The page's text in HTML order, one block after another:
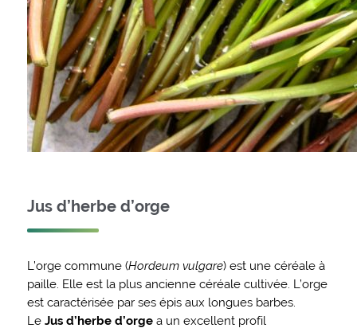
Jus d’herbe d’orge
L’orge commune (Hordeum vulgare) est une céréale à
paille. Elle est la plus ancienne céréale cultivée. L’orge
est caractérisée par ses épis aux longues barbes.
Le Jus d’herbe d’orgea un excellent profil